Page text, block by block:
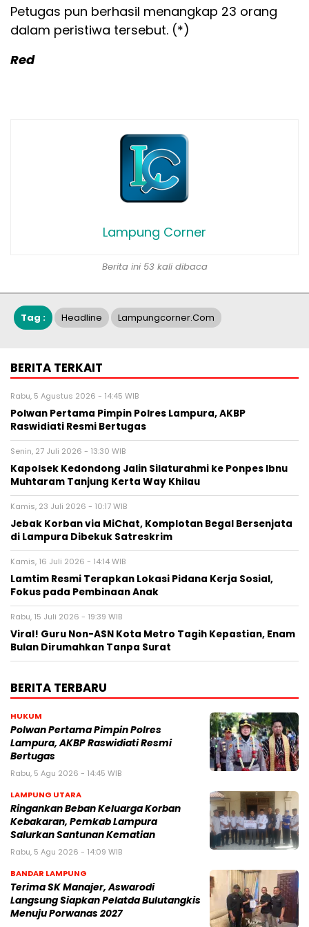
Petugas pun berhasil menangkap 23 orang
dalam peristiwa tersebut. (*)
Red
Lampung Corner
Berita ini 53 kali dibaca
Tag : Headline Lampungcorner.com
BERITA TERKAIT
Rabu, 5 Agustus 2026 - 14:45 WIB
Polwan Pertama Pimpin Polres Lampura, AKBP
Raswidiati Resmi Bertugas
Senin, 27 Juli 2026 - 13:30 WIB
Kapolsek Kedondong Jalin Silaturahmi ke Ponpes Ibnu
Muhtaram Tanjung Kerta Way Khilau
Kamis, 23 Juli 2026 - 10:17 WIB
Jebak Korban via MiChat, Komplotan Begal Bersenjata
di Lampura Dibekuk Satreskrim
Kamis, 16 Juli 2026 - 14:14 WIB
Lamtim Resmi Terapkan Lokasi Pidana Kerja Sosial,
Fokus pada Pembinaan Anak
Rabu, 15 Juli 2026 - 19:39 WIB
Viral! Guru Non-ASN Kota Metro Tagih Kepastian, Enam
Bulan Dirumahkan Tanpa Surat
BERITA TERBARU
HUKUM
Polwan Pertama Pimpin Polres
Lampura, AKBP Raswidiati Resmi
Bertugas
Rabu, 5 Agu 2026 - 14:45 WIB
LAMPUNG UTARA
Ringankan Beban Keluarga Korban
Kebakaran, Pemkab Lampura
Salurkan Santunan Kematian
Rabu, 5 Agu 2026 - 14:09 WIB
BANDAR LAMPUNG
Terima SK Manajer, Aswarodi
Langsung Siapkan Pelatda Bulutangkis
Menuju Porwanas 2027